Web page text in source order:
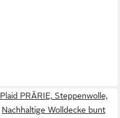
Plaid PRÄRIE, Steppenwolle,
Nachhaltige Wolldecke bunt